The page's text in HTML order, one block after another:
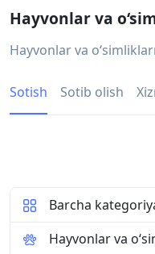
Hayvonlar va
Hayvonlar va
Sotish Sotib olish
Barcha
Hayvonlar va